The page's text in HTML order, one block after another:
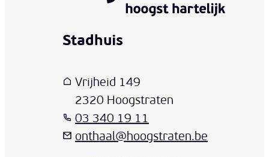
www-contact-text-name
Stadhuis
Adres
Vrijheid 149
,2320 Hoogstraten
03 340 19 11
E-mail
onthaal@hoogstraten.be